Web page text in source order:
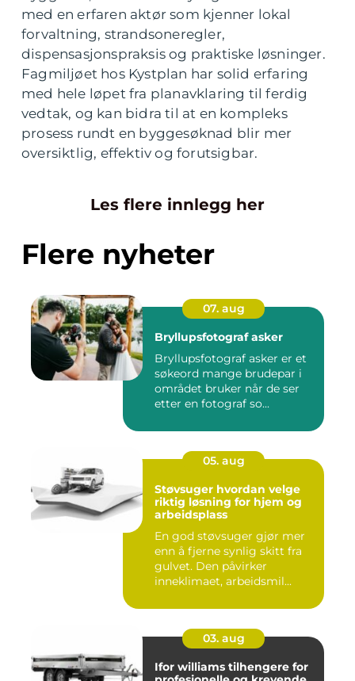
med en erfaren aktør som kjenner lokal
forvaltning, strandsoneregler,
dispensasjonspraksis og praktiske løsninger.
Fagmiljøet hos Kystplan har solid erfaring
med hele løpet fra planavklaring til ferdig
vedtak, og kan bidra til at en kompleks
prosess rundt en byggesøknad blir mer
oversiktlig, effektiv og forutsigbar.
Les flere innlegg her
Flere nyheter
07. aug
Bryllupsfotograf asker
Bryllupsfotograf asker er et
søkeord mange brudepar i
området bruker når de ser
etter en fotograf so...
05. aug
Støvsuger hvordan velge
riktig løsning for hjem og
arbeidsplass
En god støvsuger gjør mer
enn å fjerne synlig skitt fra
gulvet. Den påvirker
inneklimaet, arbeidsmil...
03. aug
Ifor williams tilhengere for